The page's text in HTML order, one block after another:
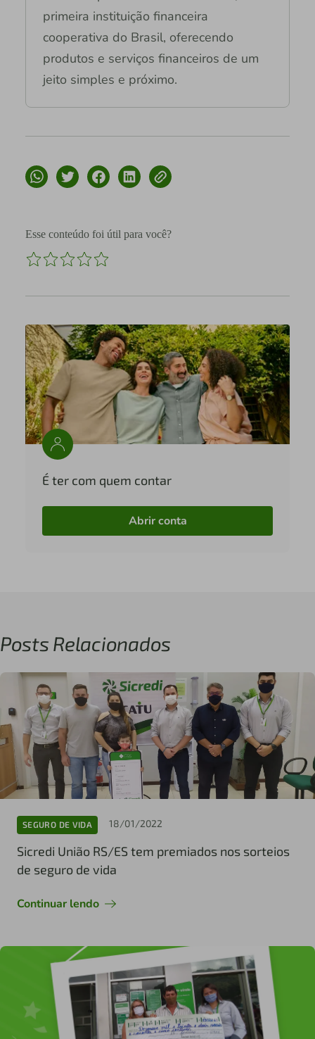
primeira instituição financeira
cooperativa do Brasil, oferecendo
produtos e serviços financeiros de um
jeito simples e próximo.
Esse conteúdo foi útil para você?
É ter com quem contar
Abrir conta
Posts Relacionados
SEGURO DE VIDA 18/01/2022
Sicredi União RS/ES tem premiados nos sorteios
de seguro de vida
Continuar lendo